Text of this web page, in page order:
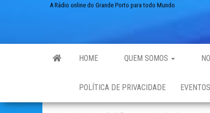
A Rádio online do Grande Porto para todo Mundo
HOME QUEM SOMOS
POLÍTICA DE PRIVACIDADE